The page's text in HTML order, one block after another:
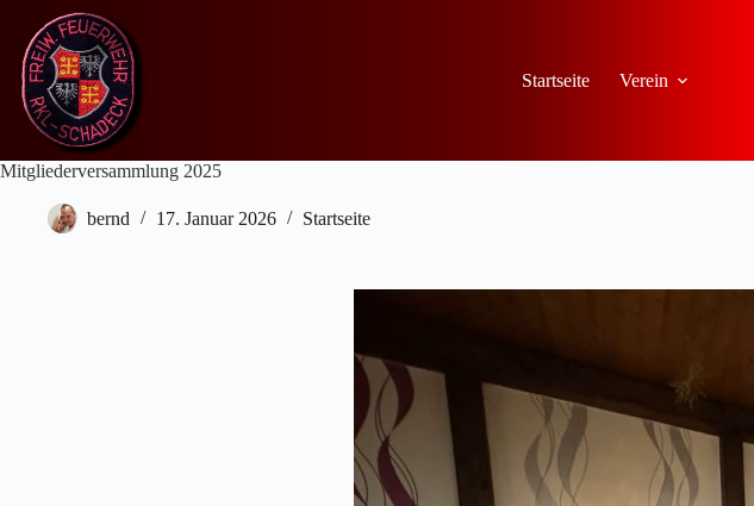
Inhalt
springen
Startseite
Verein
Mitgliederversammlung 2025
bernd 17. Januar 2026 Startseite